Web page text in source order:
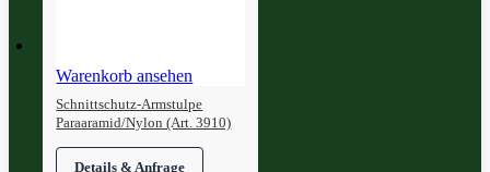
Warenkorb ansehen
Schnittschutz-Armstulpe
Paraaramid/Nylon (Art. 3910)